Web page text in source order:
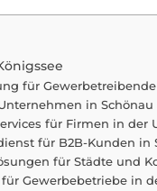
für
in Schönau
für Firmen in der
für B2B-Kunden in
für Städte und
Gewerbebetriebe in